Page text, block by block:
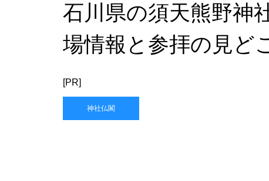
石川県の須天熊野神
場情報と参拝の見ど
[PR]
神社仏閣